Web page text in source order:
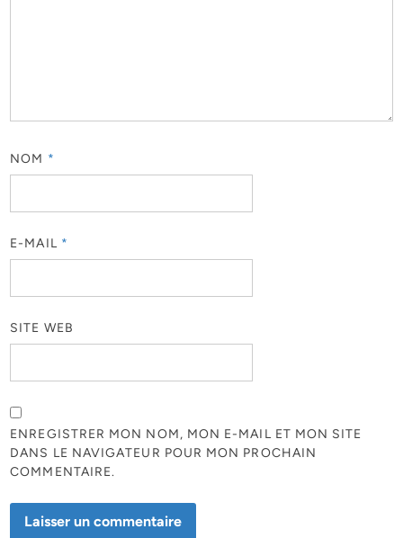
NOM *
E-MAIL *
SITE WEB
ENREGISTRER MON NOM, MON E-MAIL ET MON SITE
DANS LE NAVIGATEUR POUR MON PROCHAIN
COMMENTAIRE.